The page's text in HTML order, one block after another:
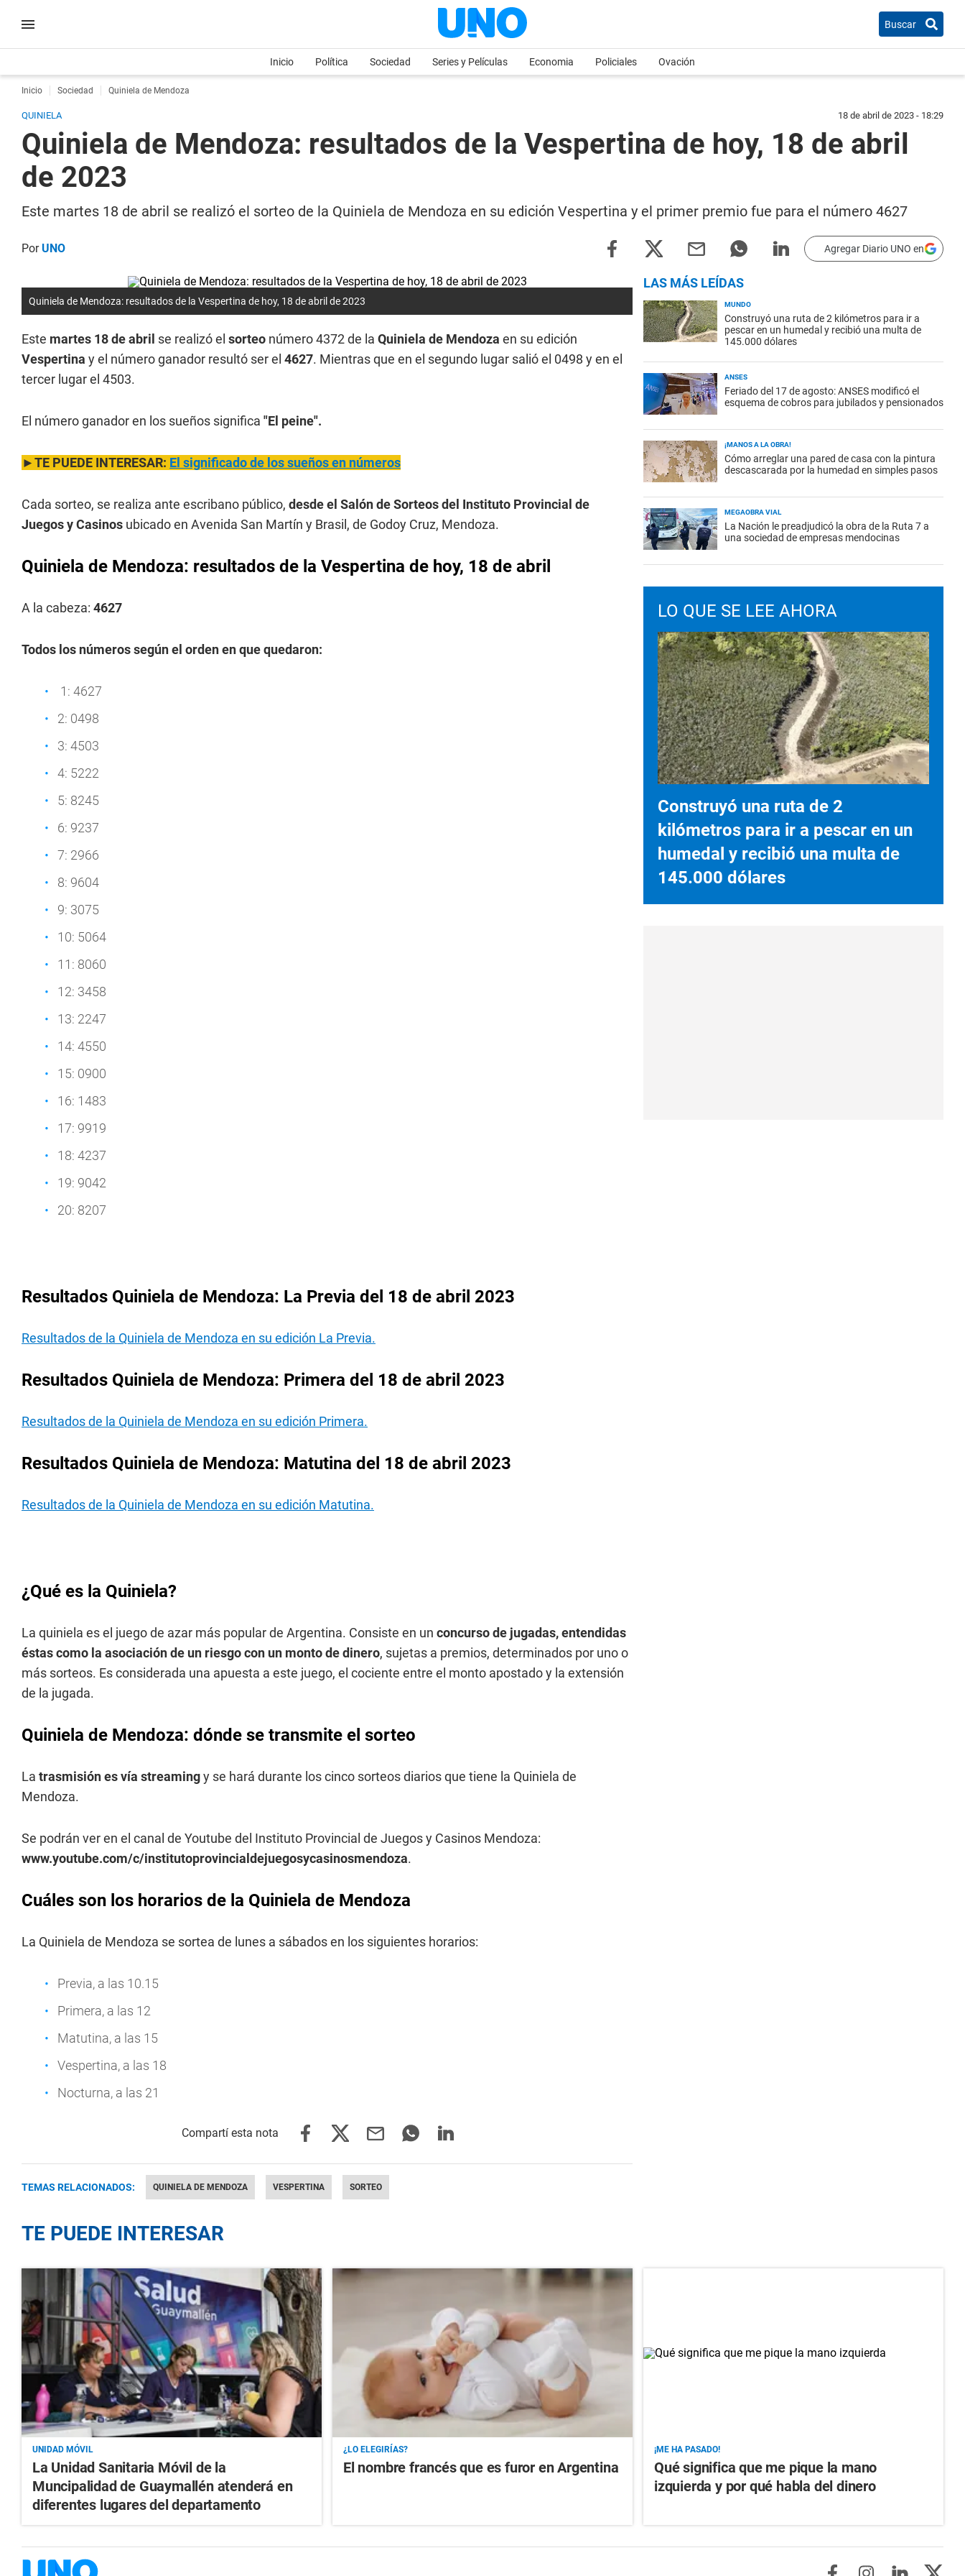
Buscar
Inicio Política Sociedad Series y Películas Economia Policiales Ovación
Inicio Sociedad Quiniela de Mendoza
QUINIELA 18 de abril de 2023 - 18:29
Quiniela de Mendoza: resultados de la Vespertina de hoy, 18 de abril
de 2023
Este martes 18 de abril se realizó el sorteo de la Quiniela de Mendoza en su edición Vespertina y el primer premio fue para el número 4627
PorUNO Agregar Diario UNO en
Quiniela de Mendoza: resultados de la Vespertina de hoy, 18 de abril de 2023
Este martes 18 de abril se realizó el sorteo número 4372 de la Quiniela de Mendoza en su edición
Vespertina y el número ganador resultó ser el 4627. Mientras que en el segundo lugar salió el 0498 y en el
tercer lugar el 4503.
El número ganador en los sueños significa "El peine".
►TE PUEDE INTERESAR: El significado de los sueños en números
Cada sorteo, se realiza ante escribano público, desde el Salón de Sorteos del Instituto Provincial de
Juegos y Casinos ubicado en Avenida San Martín y Brasil, de Godoy Cruz, Mendoza.
Quiniela de Mendoza: resultados de la Vespertina de hoy, 18 de abril
A la cabeza: 4627
Todos los números según el orden en que quedaron:
1: 4627
2: 0498
3: 4503
4: 5222
5: 8245
6: 9237
7: 2966
8: 9604
9: 3075
10: 5064
11: 8060
12: 3458
13: 2247
14: 4550
15: 0900
16: 1483
17: 9919
18: 4237
19: 9042
20: 8207
Resultados Quiniela de Mendoza: La Previa del 18 de abril 2023
Resultados de la Quiniela de Mendoza en su edición La Previa.
Resultados Quiniela de Mendoza: Primera del 18 de abril 2023
Resultados de la Quiniela de Mendoza en su edición Primera.
Resultados Quiniela de Mendoza: Matutina del 18 de abril 2023
Resultados de la Quiniela de Mendoza en su edición Matutina.
¿Qué es la Quiniela?
La quiniela es el juego de azar más popular de Argentina. Consiste en un concurso de jugadas, entendidas
éstas como la asociación de un riesgo con un monto de dinero, sujetas a premios, determinados por uno o
más sorteos. Es considerada una apuesta a este juego, el cociente entre el monto apostado y la extensión
de la jugada.
Quiniela de Mendoza: dónde se transmite el sorteo
La trasmisión es vía streamingy se hará durante los cinco sorteos diarios que tiene la Quiniela de
Mendoza.
Se podrán ver en el canal de Youtube del Instituto Provincial de Juegos y Casinos Mendoza:
www.youtube.com/c/institutoprovincialdejuegosycasinosmendoza.
Cuáles son los horarios de la Quiniela de Mendoza
La Quiniela de Mendoza se sortea de lunes a sábados en los siguientes horarios:
Previa, a las 10.15
Primera, a las 12
Matutina, a las 15
Vespertina, a las 18
Nocturna, a las 21
TEMAS RELACIONADOS: QUINIELA DE MENDOZA VESPERTINA SORTEO
LAS MÁS LEÍDAS
MUNDO
Construyó una ruta de 2 kilómetros para ir a
pescar en un humedal y recibió una multa de
145.000 dólares
ANSES
Feriado del 17 de agosto: ANSES modificó el
esquema de cobros para jubilados y pensionados
¡MANOS A LA OBRA!
Cómo arreglar una pared de casa con la pintura
descascarada por la humedad en simples pasos
MEGAOBRA VIAL
La Nación le preadjudicó la obra de la Ruta 7 a
una sociedad de empresas mendocinas
LO QUE SE LEE AHORA
Construyó una ruta de 2
kilómetros para ir a pescar en un
humedal y recibió una multa de
145.000 dólares
TE PUEDE INTERESAR
UNIDAD MÓVIL
La Unidad Sanitaria Móvil de la
Muncipalidad de Guaymallén atenderá en
diferentes lugares del departamento
¿LO ELEGIRÍAS?
El nombre francés que es furor en Argentina
¡ME HA PASADO!
Qué significa que me pique la mano
izquierda y por qué habla del dinero